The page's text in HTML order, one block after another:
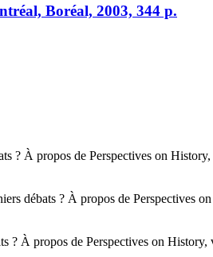
Boréal, 2003, 344 p.
? À propos de Perspectives on
débats ? À propos de Perspectives
? À propos de Perspectives on